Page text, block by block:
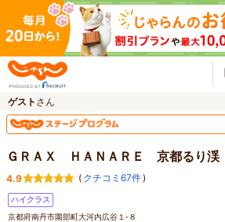
ゲスト さん
ＧＲＡＸ ＨＡＮＡＲＥ 京都るり渓
4.9 ( クチコミ67件)
ハイクラス
京都府南丹市園部町大河内広谷１‐８